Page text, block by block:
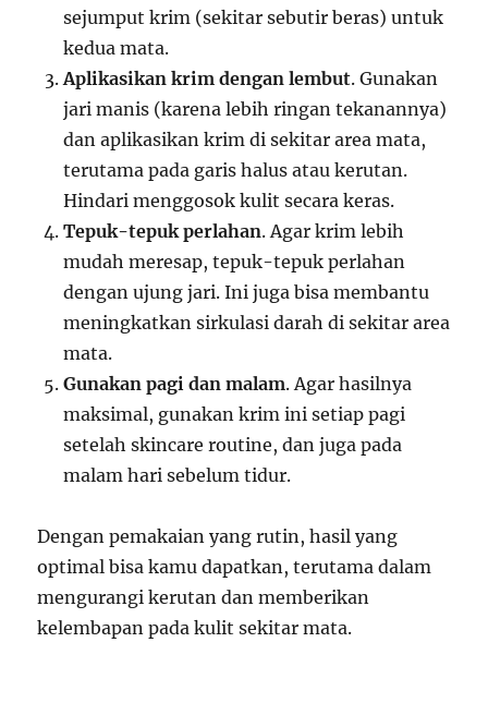
sejumput krim (sekitar sebutir beras) untuk
kedua mata.
Aplikasikan krim dengan lembut. Gunakan
jari manis (karena lebih ringan tekanannya)
dan aplikasikan krim di sekitar area mata,
terutama pada garis halus atau kerutan.
Hindari menggosok kulit secara keras.
Tepuk-tepuk perlahan. Agar krim lebih
mudah meresap, tepuk-tepuk perlahan
dengan ujung jari. Ini juga bisa membantu
meningkatkan sirkulasi darah di sekitar area
mata.
Gunakan pagi dan malam. Agar hasilnya
maksimal, gunakan krim ini setiap pagi
setelah skincare routine, dan juga pada
malam hari sebelum tidur.
Dengan pemakaian yang rutin, hasil yang
optimal bisa kamu dapatkan, terutama dalam
mengurangi kerutan dan memberikan
kelembapan pada kulit sekitar mata.